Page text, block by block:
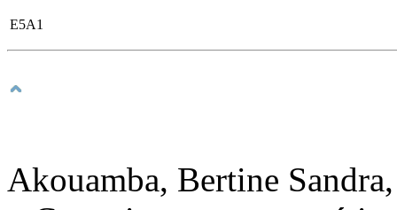
E5A1
Akouamba, Bertine